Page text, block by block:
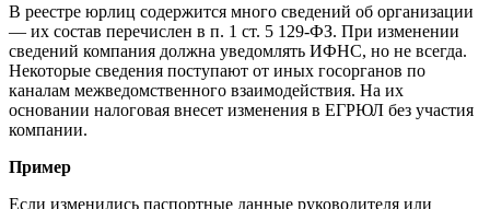
В реестре юрлиц содержится много сведений об организации
— их состав перечислен в п. 1 ст. 5 129-ФЗ. При изменении
сведений компания должна уведомлять ИФНС, но не всегда.
Некоторые сведения поступают от иных госорганов по
каналам межведомственного взаимодействия. На их
основании налоговая внесет изменения в ЕГРЮЛ без участия
компании.
Пример
Если изменились паспортные данные руководителя или